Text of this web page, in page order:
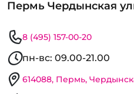
Пермь Чердынская
8 (495) 157-00-20
пн-вс: 09.00-21.00
614088, Пермь,